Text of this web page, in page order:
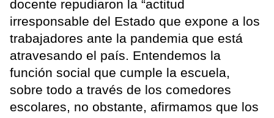
docente repudiaron la “actitud
irresponsable del Estado que expone a los
trabajadores ante la pandemia que está
atravesando el país. Entendemos la
función social que cumple la escuela,
sobre todo a través de los comedores
escolares, no obstante, afirmamos que los